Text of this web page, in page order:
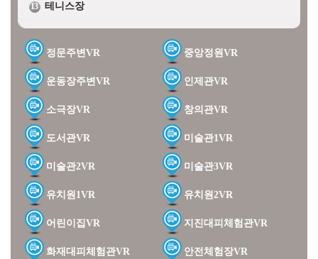
13 테니스장
정문주변VR 중앙정원VR
운동장주변VR 인제관VR
소극장VR 창의관VR
도서관VR 미술관1VR
미술관2VR 미술관3VR
유치원1VR 유치원2VR
어린이집VR 지진대피체험관VR
화재대피체험관VR 안전체험장VR